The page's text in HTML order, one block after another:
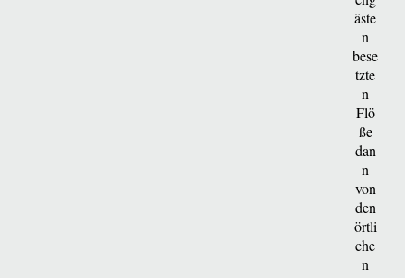
äste
n
bese
tzte
n
Flö
ße
dan
n
von
den
örtli
che
n